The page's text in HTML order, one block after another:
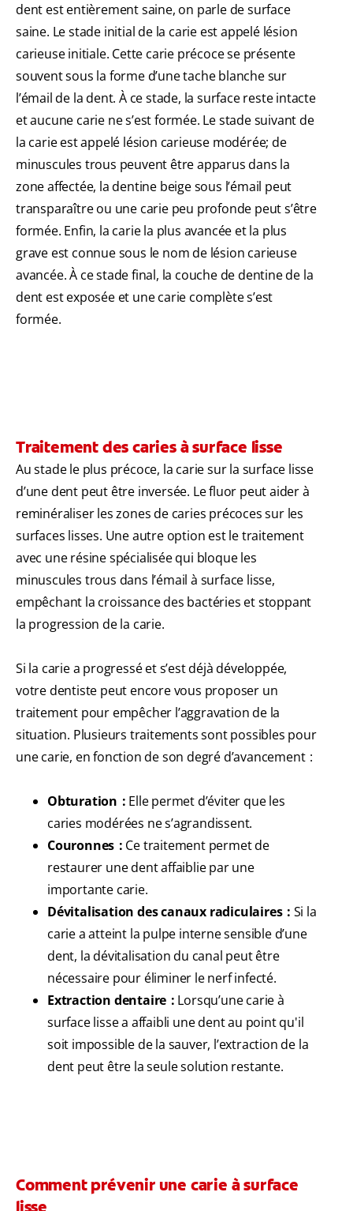
dent est entièrement saine, on parle de surface
saine. Le stade initial de la carie est appelé lésion
carieuse initiale. Cette carie précoce se présente
souvent sous la forme d’une tache blanche sur
l’émail de la dent. À ce stade, la surface reste intacte
et aucune carie ne s’est formée. Le stade suivant de
la carie est appelé lésion carieuse modérée; de
minuscules trous peuvent être apparus dans la
zone affectée, la dentine beige sous l’émail peut
transparaître ou une carie peu profonde peut s’être
formée. Enfin, la carie la plus avancée et la plus
grave est connue sous le nom de lésion carieuse
avancée. À ce stade final, la couche de dentine de la
dent est exposée et une carie complète s’est
formée.
Traitement des caries à surface lisse
Au stade le plus précoce, la carie sur la surface lisse
d’une dent peut être inversée. Le fluor peut aider à
reminéraliser les zones de caries précoces sur les
surfaces lisses. Une autre option est le traitement
avec une résine spécialisée qui bloque les
minuscules trous dans l’émail à surface lisse,
empêchant la croissance des bactéries et stoppant
la progression de la carie.
Si la carie a progressé et s’est déjà développée,
votre dentiste peut encore vous proposer un
traitement pour empêcher l’aggravation de la
situation. Plusieurs traitements sont possibles pour
une carie, en fonction de son degré d’avancement :
Obturation : Elle permet d’éviter que les
caries modérées ne s’agrandissent.
Couronnes : Ce traitement permet de
restaurer une dent affaiblie par une
importante carie.
Dévitalisation des canaux radiculaires : Si la
carie a atteint la pulpe interne sensible d’une
dent, la dévitalisation du canal peut être
nécessaire pour éliminer le nerf infecté.
Extraction dentaire : Lorsqu’une carie à
surface lisse a affaibli une dent au point qu'il
soit impossible de la sauver, l’extraction de la
dent peut être la seule solution restante.
Comment prévenir une carie à surface